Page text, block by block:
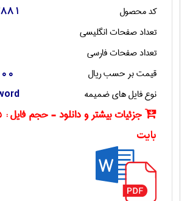
کد محصول
تعداد صفحات انگليسی
تعداد صفحات فارسی
قیمت بر حسب ریال
نوع فایل های ضمیمه
جزئیات بیشتر و دانلود - حجم فایل :
بایت